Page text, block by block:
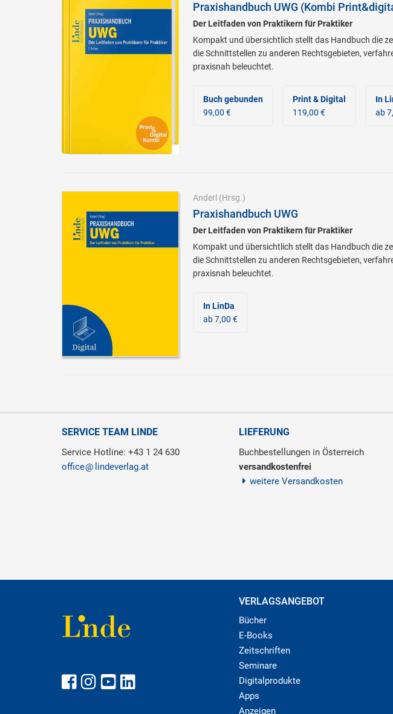
Praxishandbuch UWG (Kombi
Der Leitfaden von Praktikern für Praktiker
Kompakt und übersichtlich stellt das Handbuch die
die Schnittstellen zu anderen Rechtsgebieten,
praxisnah beleuchtet.
Buch gebunden
99,00 €
Print & Digital
119,00 €
In
ab
Anderl (Hrsg.)
Praxishandbuch UWG
Der Leitfaden von Praktikern für Praktiker
Kompakt und übersichtlich stellt das Handbuch die
die Schnittstellen zu anderen Rechtsgebieten,
praxisnah beleuchtet.
In LinDa
ab 7,00 €
SERVICE TEAM LINDE
Service Hotline: +43 1 24 630
office
lindeverlag.at
LIEFERUNG
Buchbestellungen in Österreich
versandkostenfrei
weitere Versandkosten
VERLAGSANGEBOT
Bücher
E-Books
Zeitschriften
Seminare
Digitalprodukte
Apps
Anzeigen